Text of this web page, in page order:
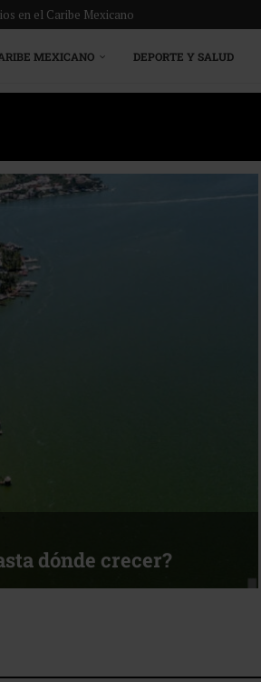
en el Caribe Mexicano
MEXICANO DEPORTE Y SALUD
dónde crecer?